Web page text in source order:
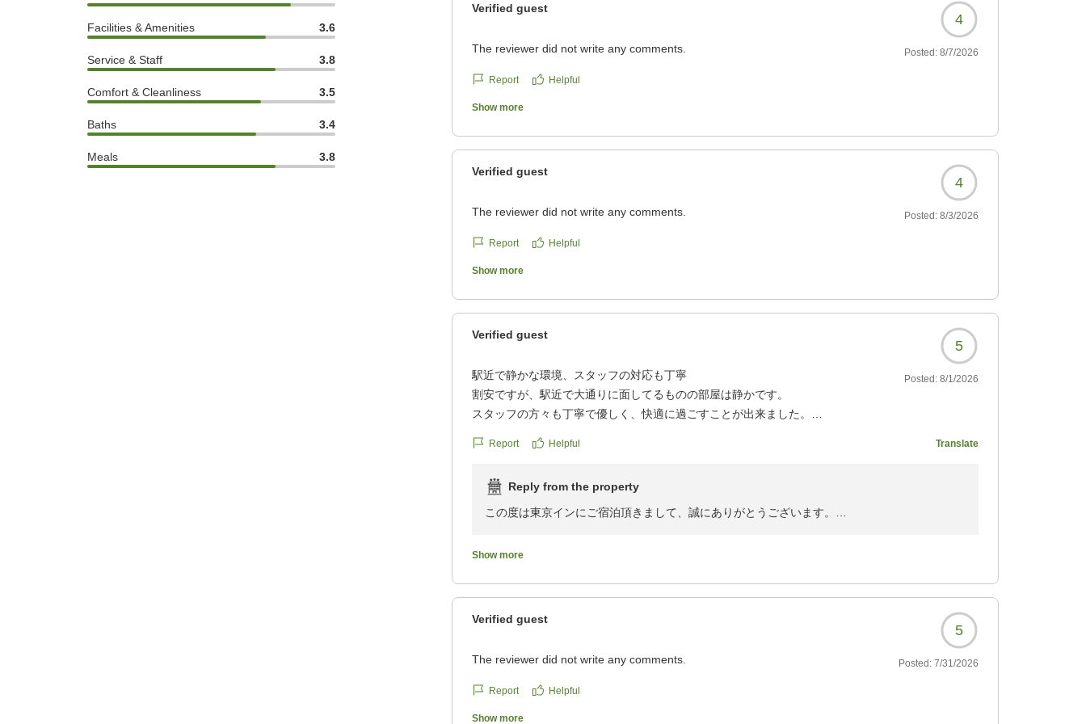
Facilities & Amenities 3.6
Service & Staff 3.8
Comfort & Cleanliness 3.5
Baths 3.4
Meals 3.8
Verified guest
4
The reviewer did not write any comments. Posted: 8/7/2026
Report Helpful
Show more
Verified guest
4
The reviewer did not write any comments. Posted: 8/3/2026
Report Helpful
Show more
Verified guest
5
駅近で静かな環境、スタッフの対応も丁寧
割安ですが、駅近で大通りに面してるものの部屋は静かです。
スタッフの方々も丁寧で優しく、快適に過ごすことが出来ました。
https://review.travel.rakuten.co.jp/hotel/voice/802?
Posted: 8/1/2026
Report Helpful Translate
Reply from the property
この度は東京インにご宿泊頂きまして、誠にありがとうございます。
お客様に喜んでいただきまして大変嬉しく思っております。
東京イン 楊
Show more
Verified guest
5
The reviewer did not write any comments. Posted: 7/31/2026
Report Helpful
Show more